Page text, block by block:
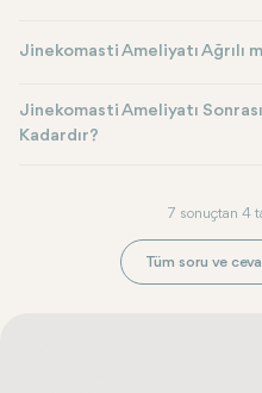
Jinekomasti Ameliyatı Ağrılı
Jinekomasti Ameliyatı
Kadardır?
7 sonuçtan 4
Tüm soru ve